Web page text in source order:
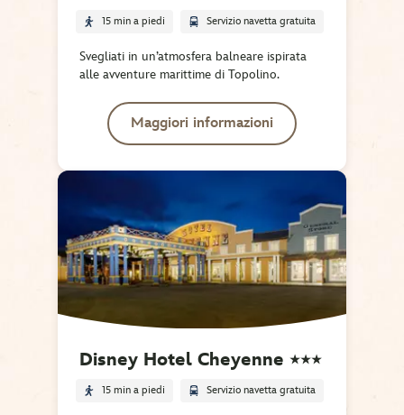
15 min a piedi Servizio navetta gratuita
Svegliati in un’atmosfera balneare ispirata
alle avventure marittime di Topolino.
Maggiori informazioni
Disney Hotel Cheyenne ★★★
15 min a piedi Servizio navetta gratuita